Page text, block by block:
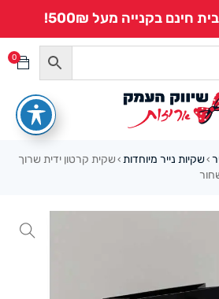
בקנייה מעל 500₪!
0
›שקיות נייר מיוחדות › שקית קרטון ידית שרוך